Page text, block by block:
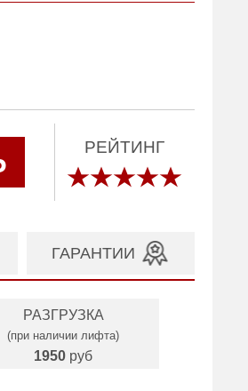
РЕЙТИНГ
ГАРАНТИИ
РАЗГРУЗКА
(при наличии лифта)
1950 руб